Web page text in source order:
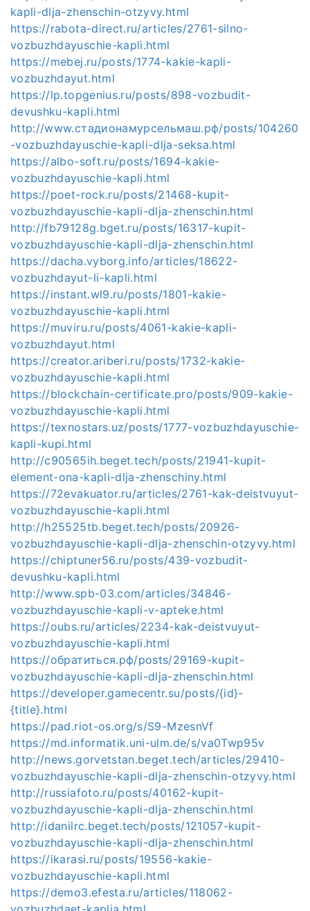
kapli-dlja-zhenschin-otzyvy.html
https://rabota-direct.ru/articles/2761-silno-
vozbuzhdayuschie-kapli.html
https://mebej.ru/posts/1774-kakie-kapli-
vozbuzhdayut.html
https://lp.topgenius.ru/posts/898-vozbudit-
devushku-kapli.html
http://www.стадионамурсельмаш.рф/posts/104260
-vozbuzhdayuschie-kapli-dlja-seksa.html
https://albo-soft.ru/posts/1694-kakie-
vozbuzhdayuschie-kapli.html
https://poet-rock.ru/posts/21468-kupit-
vozbuzhdayuschie-kapli-dlja-zhenschin.html
http://fb79128g.bget.ru/posts/16317-kupit-
vozbuzhdayuschie-kapli-dlja-zhenschin.html
https://dacha.vyborg.info/articles/18622-
vozbuzhdayut-li-kapli.html
https://instant.wl9.ru/posts/1801-kakie-
vozbuzhdayuschie-kapli.html
https://muviru.ru/posts/4061-kakie-kapli-
vozbuzhdayut.html
https://creator.ariberi.ru/posts/1732-kakie-
vozbuzhdayuschie-kapli.html
https://blockchain-certificate.pro/posts/909-kakie-
vozbuzhdayuschie-kapli.html
https://texnostars.uz/posts/1777-vozbuzhdayuschie-
kapli-kupi.html
http://c90565ih.beget.tech/posts/21941-kupit-
element-ona-kapli-dlja-zhenschiny.html
https://72evakuator.ru/articles/2761-kak-deistvuyut-
vozbuzhdayuschie-kapli.html
http://h25525tb.beget.tech/posts/20926-
vozbuzhdayuschie-kapli-dlja-zhenschin-otzyvy.html
https://chiptuner56.ru/posts/439-vozbudit-
devushku-kapli.html
http://www.spb-03.com/articles/34846-
vozbuzhdayuschie-kapli-v-apteke.html
https://oubs.ru/articles/2234-kak-deistvuyut-
vozbuzhdayuschie-kapli.html
https://обратиться.рф/posts/29169-kupit-
vozbuzhdayuschie-kapli-dlja-zhenschin.html
https://developer.gamecentr.su/posts/{id}-
{title}.html
https://pad.riot-os.org/s/S9-MzesnVf
https://md.informatik.uni-ulm.de/s/va0Twp95v
http://news.gorvetstan.beget.tech/articles/29410-
vozbuzhdayuschie-kapli-dlja-zhenschin-otzyvy.html
http://russiafoto.ru/posts/40162-kupit-
vozbuzhdayuschie-kapli-dlja-zhenschin.html
http://idanilrc.beget.tech/posts/121057-kupit-
vozbuzhdayuschie-kapli-dlja-zhenschin.html
https://ikarasi.ru/posts/19556-kakie-
vozbuzhdayuschie-kapli.html
https://demo3.efesta.ru/articles/118062-